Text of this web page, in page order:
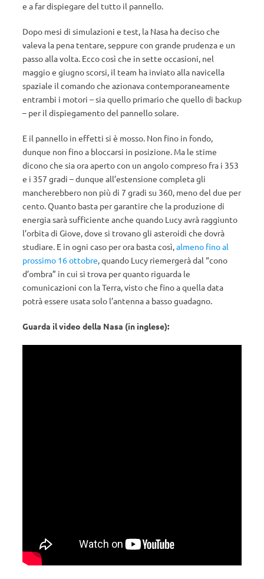
e a far dispiegare del tutto il pannello.
Dopo mesi di simulazioni e test, la Nasa ha deciso che
valeva la pena tentare, seppure con grande prudenza e un
passo alla volta. Ecco così che in sette occasioni, nel
maggio e giugno scorsi, il team ha inviato alla navicella
spaziale il comando che azionava contemporaneamente
entrambi i motori – sia quello primario che quello di backup
– per il dispiegamento del pannello solare.
E il pannello in effetti si è mosso. Non fino in fondo,
dunque non fino a bloccarsi in posizione. Ma le stime
dicono che sia ora aperto con un angolo compreso fra i 353
e i 357 gradi – dunque all’estensione completa gli
mancherebbero non più di 7 gradi su 360, meno del due per
cento. Quanto basta per garantire che la produzione di
energia sarà sufficiente anche quando Lucy avrà raggiunto
l’orbita di Giove, dove si trovano gli asteroidi che dovrà
studiare. E in ogni caso per ora basta così,almeno fino al
prossimo 16 ottobre, quando Lucy riemergerà dal “cono
d’ombra” in cui si trova per quanto riguarda le
comunicazioni con la Terra, visto che fino a quella data
potrà essere usata solo l’antenna a basso guadagno.
Guarda il video della Nasa (in inglese):